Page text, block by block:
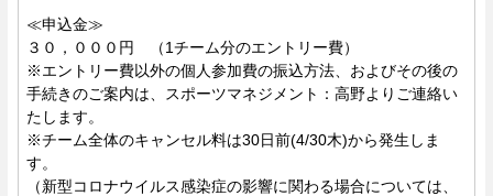
≪申込金≫
３０，０００円 （1チーム分のエントリー費）
※エントリー費以外の個人参加費の振込方法、およびその後の
手続きのご案内は、スポーツマネジメント：高野よりご連絡い
たします。
※チーム全体のキャンセル料は30日前(4/30木)から発生しま
す。
（新型コロナウイルス感染症の影響に関わる場合については、